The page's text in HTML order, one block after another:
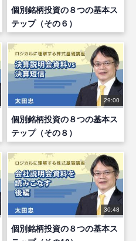
個別銘柄投資の８つの基本ス
テップ（その６）
29:00
個別銘柄投資の８つの基本ス
テップ（その８）
30:48
個別銘柄投資の８つの基本ス